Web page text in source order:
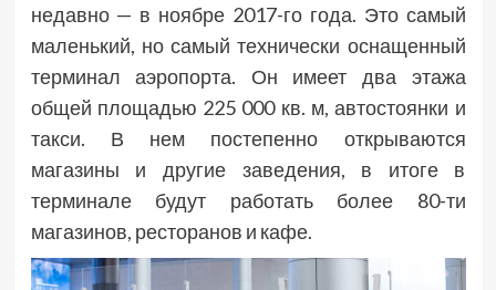
недавно — в ноябре 2017-го года. Это самый
маленький, но самый технически оснащенный
терминал аэропорта. Он имеет два этажа
общей площадью 225 000 кв. м, автостоянки и
такси. В нем постепенно открываются
магазины и другие заведения, в итоге в
терминале будут работать более 80-ти
магазинов, ресторанов и кафе.